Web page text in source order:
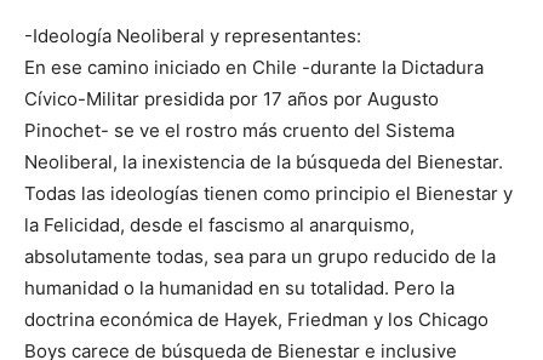
-Ideología Neoliberal y representantes:
En ese camino iniciado en Chile -durante la Dictadura
Cívico-Militar presidida por 17 años por Augusto
Pinochet- se ve el rostro más cruento del Sistema
Neoliberal, la inexistencia de la búsqueda del Bienestar.
Todas las ideologías tienen como principio el Bienestar y
la Felicidad, desde el fascismo al anarquismo,
absolutamente todas, sea para un grupo reducido de la
humanidad o la humanidad en su totalidad. Pero la
doctrina económica de Hayek, Friedman y los Chicago
Boys carece de búsqueda de Bienestar e inclusive